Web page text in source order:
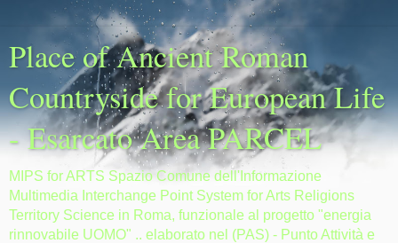
Place of Ancient Roman
Countryside for European Life
- Esarcato Area PARCEL
MIPS for ARTS Spazio Comune dell'Informazione
Multimedia Interchange Point System for Arts Religions
Territory Science in Roma, funzionale al progetto "energia
rinnovabile UOMO" .. elaborato nel (PAS) - Punto Attività e